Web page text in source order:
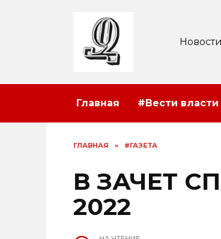
Главная #Вести власти
ГЛАВНАЯ » #ГАЗЕТА
В ЗАЧЕТ
2022